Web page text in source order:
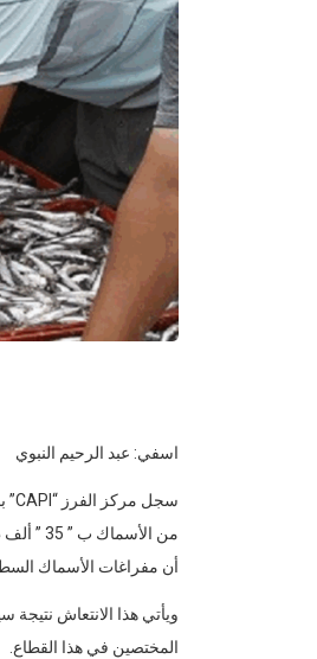
اسفي: عبد الرحيم النبوي
أن مفراغات الأسماك السطحية قد إرتفعت بنسبة 27 في
ويأتي هذا الانتعاش
المختصين في هذا القطاع.